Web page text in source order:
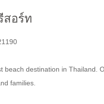
สอร์ท
destination in Thailand.
families.